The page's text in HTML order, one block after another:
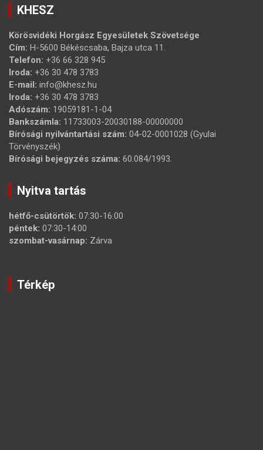
KHESZ
Körösvidéki Horgász Egyesületek Szövetsége
Cím: H-5600 Békéscsaba, Bajza utca 11.
Telefon: +36 66 328 945
Iroda: +36 30 478 3783
E-mail: info@khesz.hu
Iroda: +36 30 478 3783
Adószám: 19059181-1-04
Bankszámla: 11733003-20030188-00000000
Bírósági nyilvántartási szám: 04-02-0001028 (Gyulai
Törvényszék)
Bírósági bejegyzés száma: 60.084/1993.
Nyitva tartás
hétfő-csütörtök: 07:30-16:00
péntek: 07:30-14:00
szombat-vasárnap: Zárva
Térkép